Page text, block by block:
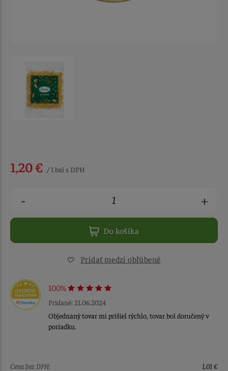
1,20 € / 1 bal s DPH
- +
Do košíka
Pridať medzi obľúbené
100%
Pridané: 21.06.2024
Objednaný tovar mi prišiel rýchlo, tovar bol doručený v
poriadku.
Cena bez DPH:
1,01 €